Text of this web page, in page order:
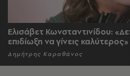
Ελισάβετ Κωνσταντινίδου:
επιδίωξη να γίνεις καλύτερος»
Δημήτρης Καραθάνος